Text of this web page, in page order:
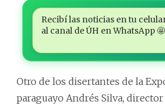
Recibí las noticias en tu
al canal de ÚH en WhatsApp 🤩
Otro de los disertantes de la
paraguayo Andrés Silva,